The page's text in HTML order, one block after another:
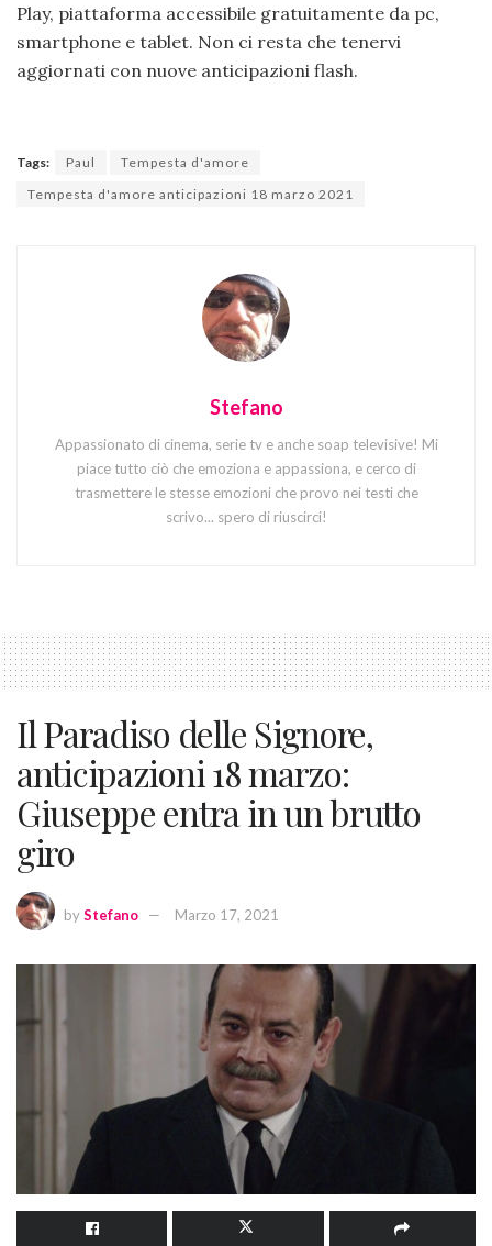
Play, piattaforma accessibile gratuitamente da pc,
smartphone e tablet. Non ci resta che tenervi
aggiornati con nuove anticipazioni flash.
Tags: Paul
Tempesta d'amore
Tempesta d'amore anticipazioni 18 marzo 2021
Stefano
Appassionato di cinema, serie tv e anche soap televisive! Mi
piace tutto ciò che emoziona e appassiona, e cerco di
trasmettere le stesse emozioni che provo nei testi che
scrivo... spero di riuscirci!
Il Paradiso delle Signore,
anticipazioni 18 marzo:
Giuseppe entra in un brutto
giro
byStefano Marzo 17, 2021